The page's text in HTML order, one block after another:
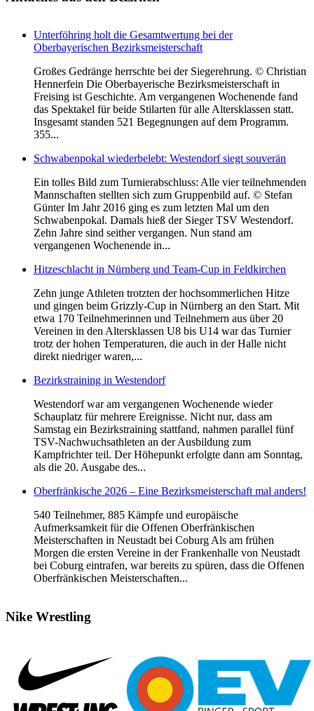
Unterföhring holt die Gesamtwertung bei der
Oberbayerischen Bezirksmeisterschaft
Großes Gedränge herrschte bei der Siegerehrung. © Christian
Hennerfein Die Oberbayerische Bezirksmeisterschaft in
Freising ist Geschichte. Am vergangenen Wochenende fand
das Spektakel für beide Stilarten für alle Altersklassen statt.
Insgesamt standen 521 Begegnungen auf dem Programm.
355...
Schwabenpokal wiederbelebt: Westendorf siegt souverän
Ein tolles Bild zum Turnierabschluss: Alle vier teilnehmenden
Mannschaften stellten sich zum Gruppenbild auf. © Stefan
Günter Im Jahr 2016 ging es zum letzten Mal um den
Schwabenpokal. Damals hieß der Sieger TSV Westendorf.
Zehn Jahre sind seither vergangen. Nun stand am
vergangenen Wochenende in...
Hitzeschlacht in Nürnberg und Team-Cup in Feldkirchen
Zehn junge Athleten trotzten der hochsommerlichen Hitze
und gingen beim Grizzly-Cup in Nürnberg an den Start. Mit
etwa 170 Teilnehmerinnen und Teilnehmern aus über 20
Vereinen in den Altersklassen U8 bis U14 war das Turnier
trotz der hohen Temperaturen, die auch in der Halle nicht
direkt niedriger waren,...
Bezirkstraining in Westendorf
Westendorf war am vergangenen Wochenende wieder
Schauplatz für mehrere Ereignisse. Nicht nur, dass am
Samstag ein Bezirkstraining stattfand, nahmen parallel fünf
TSV-Nachwuchsathleten an der Ausbildung zum
Kampfrichter teil. Der Höhepunkt erfolgte dann am Sonntag,
als die 20. Ausgabe des...
Oberfränkische 2026 – Eine Bezirksmeisterschaft mal anders!
540 Teilnehmer, 885 Kämpfe und europäische
Aufmerksamkeit für die Offenen Oberfränkischen
Meisterschaften in Neustadt bei Coburg Als am frühen
Morgen die ersten Vereine in der Frankenhalle von Neustadt
bei Coburg eintrafen, war bereits zu spüren, dass die Offenen
Oberfränkischen Meisterschaften...
Nike Wrestling